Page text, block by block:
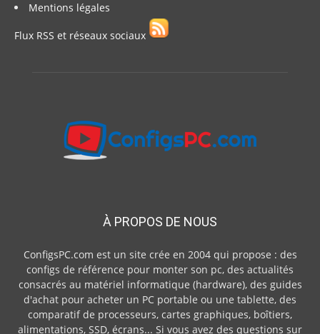
Mentions légales
Flux RSS et réseaux sociaux
À PROPOS DE NOUS
ConfigsPC.com est un site crée en 2004 qui propose : des
configs de référence pour monter son pc, des actualités
consacrés au matériel informatique (hardware), des guides
d'achat pour acheter un PC portable ou une tablette, des
comparatif de processeurs, cartes graphiques, boîtiers,
alimentations, SSD, écrans... Si vous avez des questions sur